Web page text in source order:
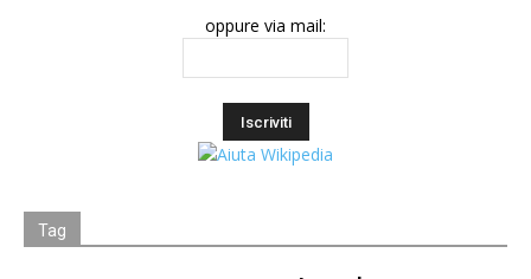
oppure via mail:
Tag